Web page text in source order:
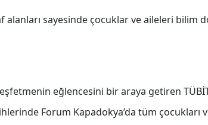
sayesinde çocuklar ve aileleri bilim
eğlencesini bir araya getiren
Forum Kapadokya’da tüm çocukları